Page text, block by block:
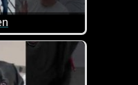
alle Tage, dass eine